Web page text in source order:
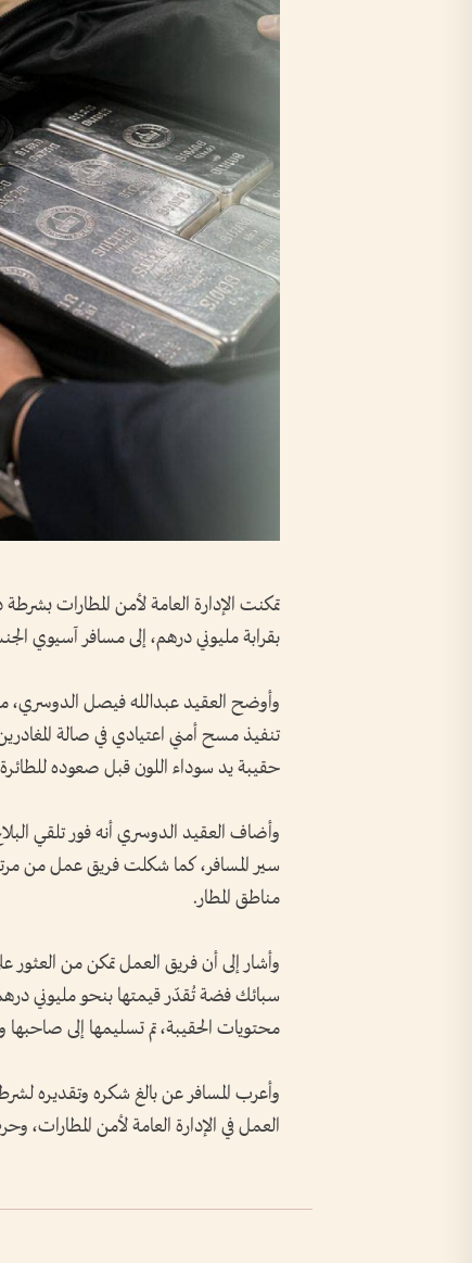
تمكنت الإدارة العامة لأمن المطارات
بقرابة مليوني درهم، إلى مسافر آسيوي
تنفيذ مسح أمني اعتيادي في صالة
حقيبة يد سوداء اللون قبل صعوده
وأضاف العقيد الدوسري أنه فور تلقي
سير المسافر، كما شكلت فريق عمل من
مناطق المطار.
وأشار إلى أن فريق العمل تمكن من العثور
سبائك فضة تُقدّر قيمتها بنحو مليوني
محتويات الحقيبة، تم تسليمها إلى صاحبها
وأعرب المسافر عن بالغ شكره وتقديره
العمل في الإدارة العامة لأمن المطارات،